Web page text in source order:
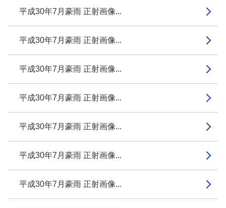
平成30年7月豪雨 正射画像...
平成30年7月豪雨 正射画像...
平成30年7月豪雨 正射画像...
平成30年7月豪雨 正射画像...
平成30年7月豪雨 正射画像...
平成30年7月豪雨 正射画像...
平成30年7月豪雨 正射画像...